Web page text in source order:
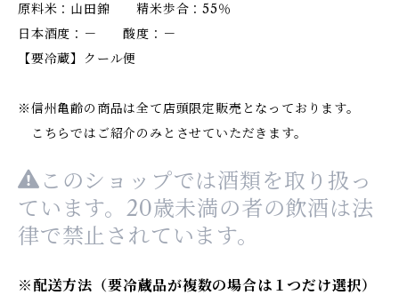
原料米：山田錦 精米歩合：55％
日本酒度：－ 酸度：－
【要冷蔵】クール便
※信州亀齢の商品は全て店頭限定販売となっております。
こちらではご紹介のみとさせていただきます。
このショップでは酒類を取り扱っ
ています。20歳未満の者の飲酒は法
律で禁止されています。
※配送方法（要冷蔵品が複数の場合は１つだけ選択）